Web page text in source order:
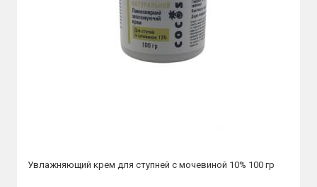
Увлажняющий крем для ступней с мочевиной 10% 100 гр